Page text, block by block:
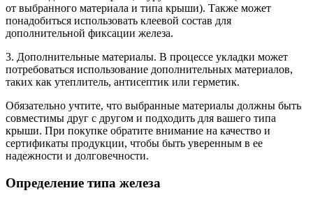
от выбранного материала и типа крыши). Также может
понадобиться использовать клеевой состав для
дополнительной фиксации железа.
3. Дополнительные материалы. В процессе укладки может
потребоваться использование дополнительных материалов,
таких как утеплитель, антисептик или герметик.
Обязательно учтите, что выбранные материалы должны быть
совместимы друг с другом и подходить для вашего типа
крыши. При покупке обратите внимание на качество и
сертификаты продукции, чтобы быть уверенным в ее
надежности и долговечности.
Определение типа железа